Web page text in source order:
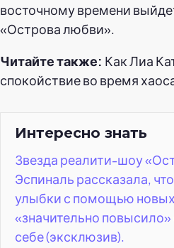
восточному времени
«Острова любви».
Читайте также: Как Лиа
спокойствие во время
Интересно знать
Звезда реалити-шоу
Эспиналь рассказала,
улыбки с помощью
«значительно повысило»
себе (эксклюзив).